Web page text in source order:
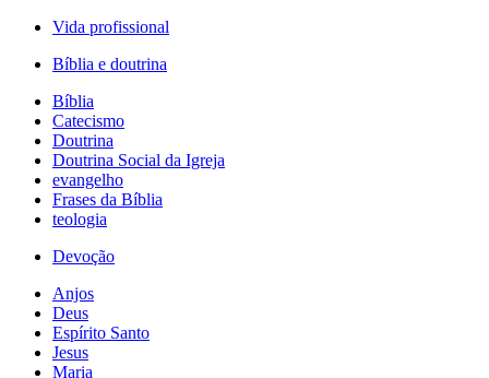
Vida profissional
Bíblia e doutrina
Bíblia
Catecismo
Doutrina
Doutrina Social da Igreja
evangelho
Frases da Bíblia
teologia
Devoção
Anjos
Deus
Espírito Santo
Jesus
Maria